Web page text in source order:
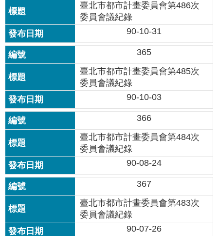
網
站
寶
箱
網
站
導
覽
回
首
頁
English
陳
情
系
統
臺北市都市計畫委員會第486次
委員會議紀錄
90-10-31
365
臺北市都市計畫委員會第485次
委員會議紀錄
90-10-03
366
臺北市都市計畫委員會第484次
委員會議紀錄
90-08-24
367
臺北市都市計畫委員會第483次
委員會議紀錄
90-07-26